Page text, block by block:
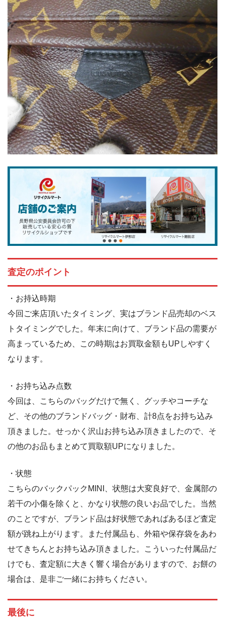
査定のポイント
・お持込時期
今回ご来店頂いたタイミング、実はブランド品売却のベス
トタイミングでした。年末に向けて、ブランド品の需要が
高まっているため、この時期はお買取金額もUPしやすく
なります。
・お持ち込み点数
今回は、こちらのバッグだけで無く、グッチやコーチな
ど、その他のブランドバッグ・財布、計8点をお持ち込み
頂きました。せっかく沢山お持ち込み頂きましたので、そ
の他のお品もまとめて買取額UPになりました。
・状態
こちらのバックパックMINI、状態は大変良好で、金属部の
若干の小傷を除くと、かなり状態の良いお品でした。当然
のことですが、ブランド品は好状態であればあるほど査定
額が跳ね上がります。また付属品も、外箱や保存袋をあわ
せてきちんとお持ち込み頂きました。こういった付属品だ
けでも、査定額に大きく響く場合がありますので、お餅の
場合は、是非ご一緒にお持ちください。
最後に